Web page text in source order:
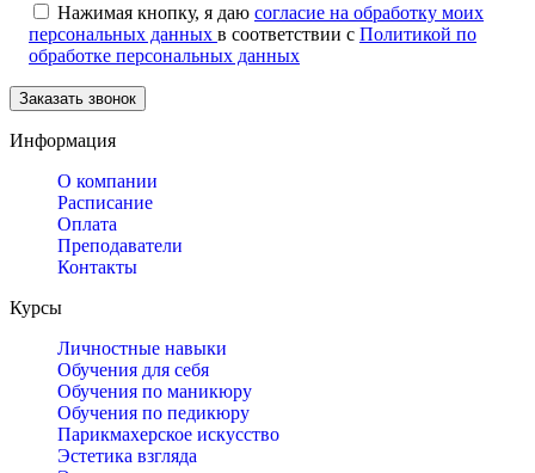
Нажимая кнопку, я даю согласие на обработку моих
персональных данных в соответствии с Политикой по
обработке персональных данных
Информация
О компании
Расписание
Оплата
Преподаватели
Контакты
Курсы
Личностные навыки
Обучения для себя
Обучения по маникюру
Обучения по педикюру
Парикмахерское искусство
Эстетика взгляда